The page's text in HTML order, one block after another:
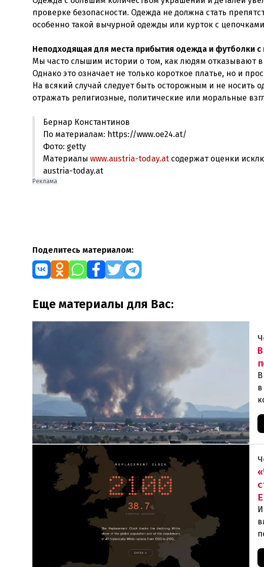
проверке безопасности. Одежда не должна стать
особенно такой вычурной одежды или курток с
Неподходящая для места прибытия одежда и футболки
Мы часто слышим истории о том, как людям отказывают
Однако это означает не только короткое платье, но и
На всякий случай следует быть осторожным и не носить
Бернар Константинов
По материалам: https://www.oe24.at/
Фото: getty
Материалы www.austria-today.at содержат оценки
austria-today.at
Реклама
Поделитесь материалом:
Еще материалы для Вас: